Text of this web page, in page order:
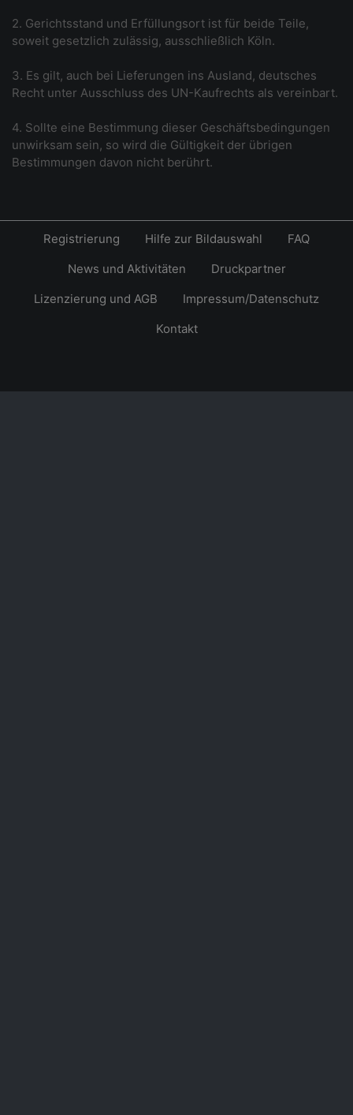
2. Gerichtsstand und Erfüllungsort ist für beide Teile,
soweit gesetzlich zulässig, ausschließlich Köln.
3. Es gilt, auch bei Lieferungen ins Ausland, deutsches
Recht unter Ausschluss des UN-Kaufrechts als vereinbart.
4. Sollte eine Bestimmung dieser Geschäftsbedingungen
unwirksam sein, so wird die Gültigkeit der übrigen
Bestimmungen davon nicht berührt.
Registrierung Hilfe zur Bildauswahl
FAQ
News und Aktivitäten
Druckpartner
Lizenzierung und AGB
Impressum/Datenschutz
Kontakt